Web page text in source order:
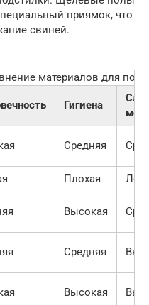
приямок, что
свиней.
материалов для пола
Гигиена
Средняя
Плохая
Высокая
Средняя
Высокая